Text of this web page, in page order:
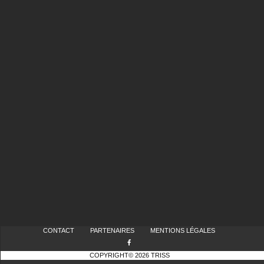
CONTACT PARTENAIRES MENTIONS LÉGALES
COPYRIGHT© 2026 TRISS